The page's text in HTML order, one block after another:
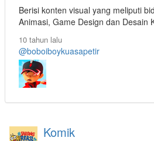
Berisi konten visual yang meliputi
Animasi, Game Design dan Desain
10 tahun lalu
@boboiboykuasapetir
Komik